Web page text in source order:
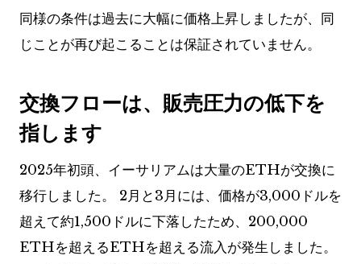
同様の条件は過去に大幅に価格上昇しましたが、同
じことが再び起こることは保証されていません。
交換フローは、販売圧力の低下を
指します
2025年初頭、イーサリアムは大量のETHが交換に
移行しました。 2月と3月には、価格が3,000ドルを
超えて約1,500ドルに下落したため、200,000
ETHを超えるETHを超える流入が発生しました。